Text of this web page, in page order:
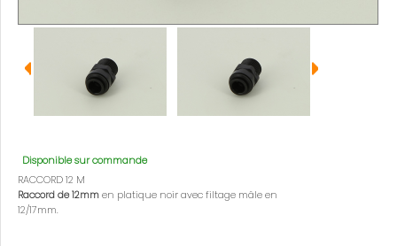
Disponible sur commande
RACCORD 12 M
Raccord de 12mmen platique noir avec filtage mâle en
12/17mm.